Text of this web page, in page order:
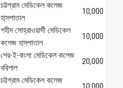
চট্টগ্রাম মেডিকেল কলেজ
হাসপাতাল
10,000
শহীদ সোহ্‌রাওয়ার্দী মেডিকেল
কলেজ হাসপাতাল
10,000
শের-ই-বাংলা মেডিকেল কলেজ
বরিশাল
20,000
চট্টগ্রাম মেডিকেল কলেজ